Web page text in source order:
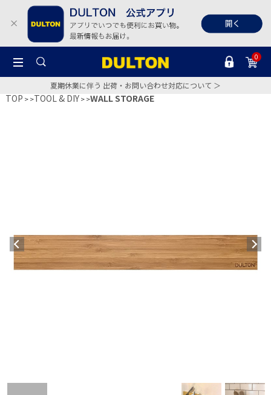
0
夏期休業に伴う 出荷・お問い合わせ対応について ＞
TOP >TOOL & DIY >WALL STORAGE